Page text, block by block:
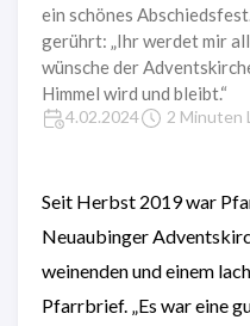
ein schönes
gerührt: „Ihr werdet mir
wünsche der
Himmel wird und bleibt.“
4.02.2024 2 Minuten
Seit Herbst 2019 war
Neuaubinger
weinenden und einem
Pfarrbrief. „Es war eine